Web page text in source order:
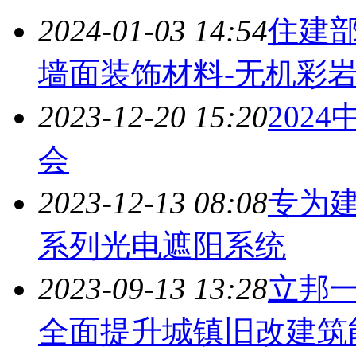
2024-01-03 14:54住建
墙面装饰材料-无机彩
2023-12-20 15:202024
会
2023-12-13 08:08专为
系列光电遮阳系统
2023-09-13 13:28立邦
全面提升城镇旧改建筑